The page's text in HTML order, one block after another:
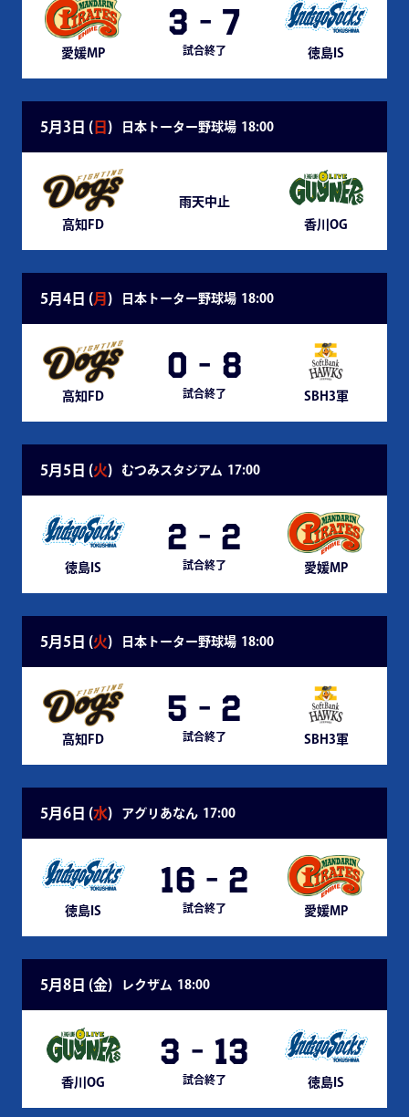
愛媛MP
3 - 7
試合終了 徳島IS
5月3日 ( 日 ) 日本トーター野球場 18:00
高知FD
雨天中止
香川OG
5月4日 (月 ) 日本トーター野球場 18:00
高知FD
0 - 8
試合終了 SBH3軍
5月5日 (火) むつみスタジアム 17:00
徳島IS
2 - 2
試合終了 愛媛MP
5月5日 (火) 日本トーター野球場 18:00
高知FD
5 - 2
試合終了 SBH3軍
5月6日 (水) アグリあなん 17:00
徳島IS
16 - 2
試合終了 愛媛MP
5月8日 (金) レクザム 18:00
香川OG
3 - 13
試合終了 徳島IS